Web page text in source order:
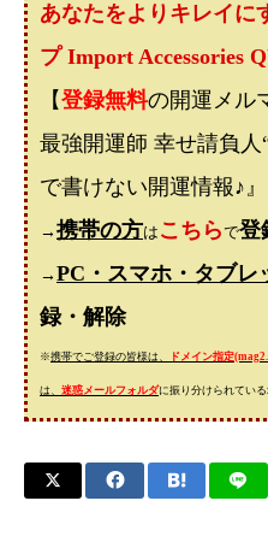
あなたをよりキレイに
プ Import Accessories
【登録無料の開運メル
最強開運師 幸せ請負人
で書けない開運情報♪』
→ 携帯の方は こちらで登
→ PC・スマホ・タブレ
録・解除
※携帯でご登録の皆様は、 ドメイン指定
は、 迷惑メールフォルダに振り分けられている